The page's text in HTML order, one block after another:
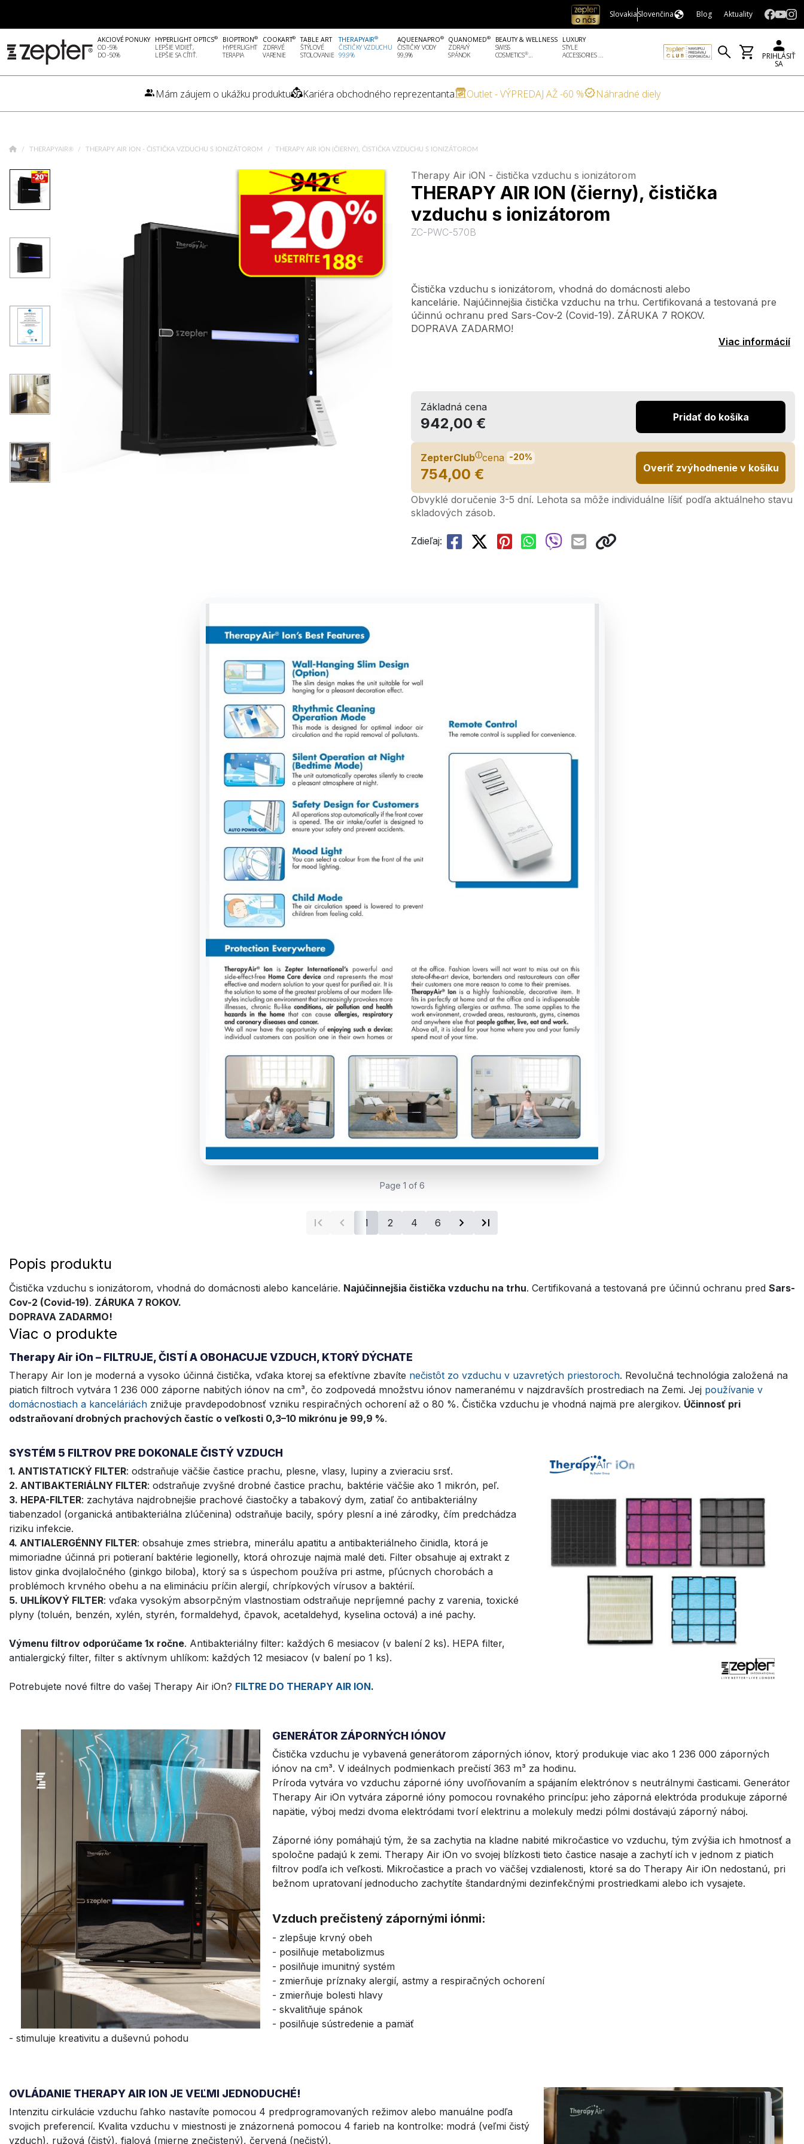
SlovakiaSlovenčina Blog Aktuality
AKCIOVÉ PONUKY
OD -5%
DO -50%
HYPERLIGHT OPTICS®
LEPŠIE VIDIEŤ,
LEPŠIE SA CÍTIŤ.
BIOPTRON®
HYPERLIGHT
TERAPIA
COOKART®
ZDRAVÉ
VARENIE
TABLE ART
ŠTÝLOVÉ
STOLOVANIE
THERAPYAIR®
ČISTIČKY VZDUCHU
99,9%
AQUEENAPRO®
ČISTIČKY VODY
99,9%
QUANOMED®
ZDRAVÝ
SPÁNOK
BEAUTY & WELLNESS
SWISS
COSMETICS®...
LUXURY
STYLE
ACCESSORIES ...
PRIHLÁSIŤ
SA
Mám záujem o ukážku produktu Kariéra obchodného reprezentanta Outlet - VÝPREDAJ AŽ -60 % Náhradné diely
THERAPYAIR® THERAPY AIR ION - ČISTIČKA VZDUCHU S IONIZÁTOROM THERAPY AIR ION (ČIERNY), ČISTIČKA VZDUCHU S IONIZÁTOROM
Therapy Air iON - čistička vzduchu s ionizátorom
THERAPY AIR ION (čierny), čistička
vzduchu s ionizátorom
ZC-PWC-570B
Čistička vzduchu s ionizátorom, vhodná do domácnosti alebo
kancelárie. Najúčinnejšia čistička vzduchu na trhu. Certifikovaná a testovaná pre
účinnú ochranu pred Sars-Cov-2 (Covid-19). ZÁRUKA 7 ROKOV.
DOPRAVA ZADARMO!
Viac informácií
Základná cena
942,00 € Pridať do košíka
ZepterClubⓘcena -20%
754,00 € Overiť zvýhodnenie v košíku
Obvyklé doručenie 3-5 dní. Lehota sa môže individuálne líšiť podľa aktuálneho stavu
skladových zásob.
Zdieľaj:
Page 1 of 6
1 2 4 6
Popis produktu
Čistička vzduchu s ionizátorom, vhodná do domácnosti alebo kancelárie. Najúčinnejšia čistička vzduchu na trhu. Certifikovaná a testovaná pre účinnú ochranu pred Sars-
Cov-2 (Covid-19). ZÁRUKA 7 ROKOV.
DOPRAVA ZADARMO!
Viac o produkte
Therapy Air iOn – FILTRUJE, ČISTÍ A OBOHACUJE VZDUCH, KTORÝ DÝCHATE
Therapy Air Ion je moderná a vysoko účinná čistička, vďaka ktorej sa efektívne zbavíte nečistôt zo vzduchu v uzavretých priestoroch. Revolučná technológia založená na
piatich filtroch vytvára 1 236 000 záporne nabitých iónov na cm³, čo zodpovedá množstvu iónov nameranému v najzdravších prostrediach na Zemi. Jej používanie v
domácnostiach a kanceláriách znižuje pravdepodobnosť vzniku respiračných ochorení až o 80 %. Čistička vzduchu je vhodná najmä pre alergikov. Účinnosť pri
odstraňovaní drobných prachových častíc o veľkosti 0,3–10 mikrónu je 99,9 %.
SYSTÉM 5 FILTROV PRE DOKONALE ČISTÝ VZDUCH
1. ANTISTATICKÝ FILTER: odstraňuje väčšie častice prachu, plesne, vlasy, lupiny a zvieraciu srsť.
2. ANTIBAKTERIÁLNY FILTER: odstraňuje zvyšné drobné častice prachu, baktérie väčšie ako 1 mikrón, peľ.
3. HEPA-FILTER: zachytáva najdrobnejšie prachové čiastočky a tabakový dym, zatiaľ čo antibakteriálny
tiabenzadol (organická antibakteriálna zlúčenina) odstraňuje bacily, spóry plesní a iné zárodky, čím predchádza
riziku infekcie.
4. ANTIALERGÉNNY FILTER: obsahuje zmes striebra, minerálu apatitu a antibakteriálneho činidla, ktorá je
mimoriadne účinná pri potieraní baktérie legionelly, ktorá ohrozuje najmä malé deti. Filter obsahuje aj extrakt z
listov ginka dvojlaločného (ginkgo biloba), ktorý sa s úspechom používa pri astme, pľúcnych chorobách a
problémoch krvného obehu a na elimináciu príčin alergií, chrípkových vírusov a baktérií.
5. UHLÍKOVÝ FILTER: vďaka vysokým absorpčným vlastnostiam odstraňuje nepríjemné pachy z varenia, toxické
plyny (toluén, benzén, xylén, styrén, formaldehyd, čpavok, acetaldehyd, kyselina octová) a iné pachy.
Výmenu filtrov odporúčame 1x ročne. Antibakteriálny filter: každých 6 mesiacov (v balení 2 ks). HEPA filter,
antialergický filter, filter s aktívnym uhlíkom: každých 12 mesiacov (v balení po 1 ks).
Potrebujete nové filtre do vašej Therapy Air iOn? FILTRE DO THERAPY AIR ION.
GENERÁTOR ZÁPORNÝCH IÓNOV
Čistička vzduchu je vybavená generátorom záporných iónov, ktorý produkuje viac ako 1 236 000 záporných
iónov na cm³. V ideálnych podmienkach prečistí 363 m³ za hodinu.
Príroda vytvára vo vzduchu záporné ióny uvoľňovaním a spájaním elektrónov s neutrálnymi časticami. Generátor
Therapy Air iOn vytvára záporné ióny pomocou rovnakého princípu: jeho záporná elektróda produkuje záporné
napätie, výboj medzi dvoma elektródami tvorí elektrinu a molekuly medzi pólmi dostávajú záporný náboj.
Záporné ióny pomáhajú tým, že sa zachytia na kladne nabité mikročastice vo vzduchu, tým zvýšia ich hmotnosť a
spoločne padajú k zemi. Therapy Air iOn vo svojej blízkosti tieto častice nasaje a zachytí ich v jednom z piatich
filtrov podľa ich veľkosti. Mikročastice a prach vo väčšej vzdialenosti, ktoré sa do Therapy Air iOn nedostanú, pri
bežnom upratovaní jednoducho zachytíte štandardnými dezinfekčnými prostriedkami alebo ich vysajete.
Vzduch prečistený zápornými iónmi:
- zlepšuje krvný obeh
- posilňuje metabolizmus
- posilňuje imunitný systém
- zmierňuje príznaky alergií, astmy a respiračných ochorení
- zmierňuje bolesti hlavy
- skvalitňuje spánok
- posilňuje sústredenie a pamäť
- stimuluje kreativitu a duševnú pohodu
OVLÁDANIE THERAPY AIR ION JE VEĽMI JEDNODUCHÉ!
Intenzitu cirkulácie vzduchu ľahko nastavíte pomocou 4 predprogramovaných režimov alebo manuálne podľa
svojich preferencií. Kvalita vzduchu v miestnosti je znázornená pomocou 4 farieb na kontrolke: modrá (veľmi čistý
vzduch), ružová (čistý), fialová (mierne znečistený), červená (nečistý).